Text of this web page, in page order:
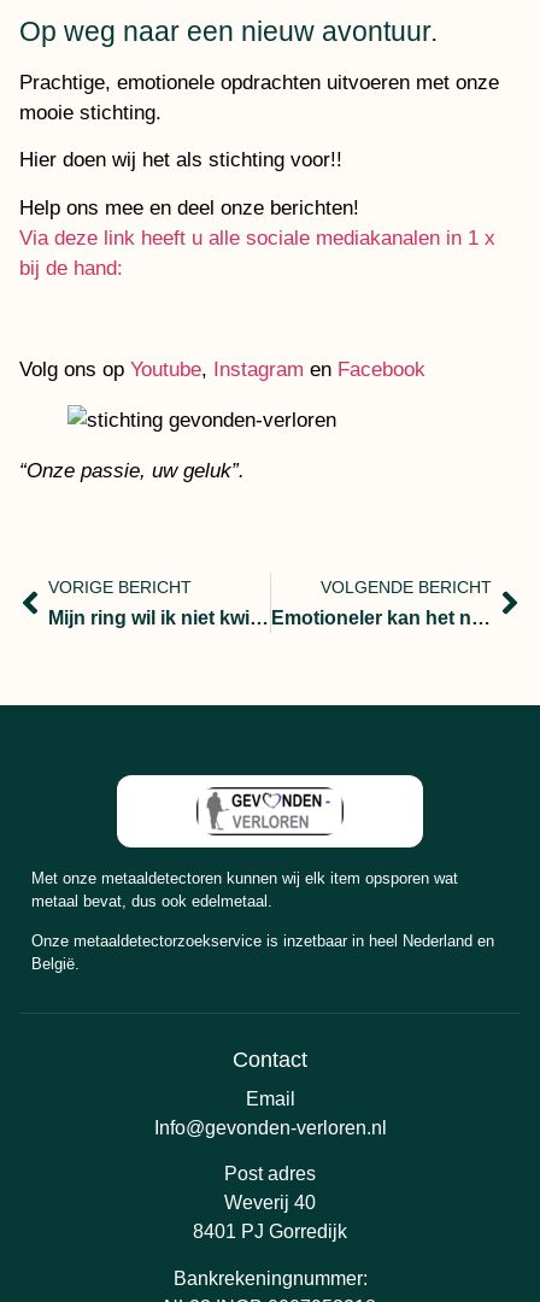
Op weg naar een nieuw avontuur.
Prachtige, emotionele opdrachten uitvoeren met onze
mooie stichting.
Hier doen wij het als stichting voor!!
Help ons mee en deel onze berichten!
Via deze link heeft u alle sociale mediakanalen in 1 x
bij de hand:
Volg ons op Youtube, Instagram en Facebook
“Onze passie, uw geluk”.
VORIGE BERICHT
Mijn ring wil ik niet kwijt, wie kan me helpen
VOLGENDE BERICHT
Emotioneler kan het niet worden
Met onze metaaldetectoren kunnen wij elk item opsporen wat
metaal bevat, dus ook edelmetaal.
Onze metaaldetectorzoekservice is inzetbaar in heel Nederland en
België.
Contact
Email
Info@gevonden-verloren.nl
Post adres
Weverij 40
8401 PJ Gorredijk
Bankrekeningnummer: